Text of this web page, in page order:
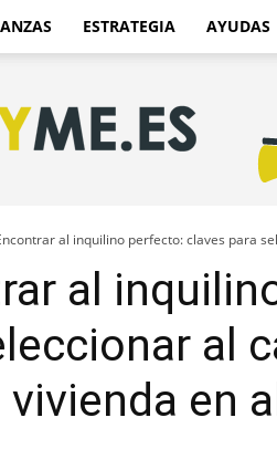
ESTRATEGIA AYUDAS
al inquilino perfecto: claves para
al
al
vivienda en